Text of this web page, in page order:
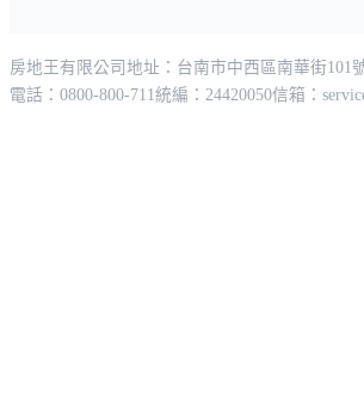
房地王有限公司 地址：台南市中西區南華街101
電話：0800-800-711統編：24420050信箱：